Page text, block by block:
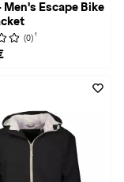
Men's Escape Bike
(0) 1